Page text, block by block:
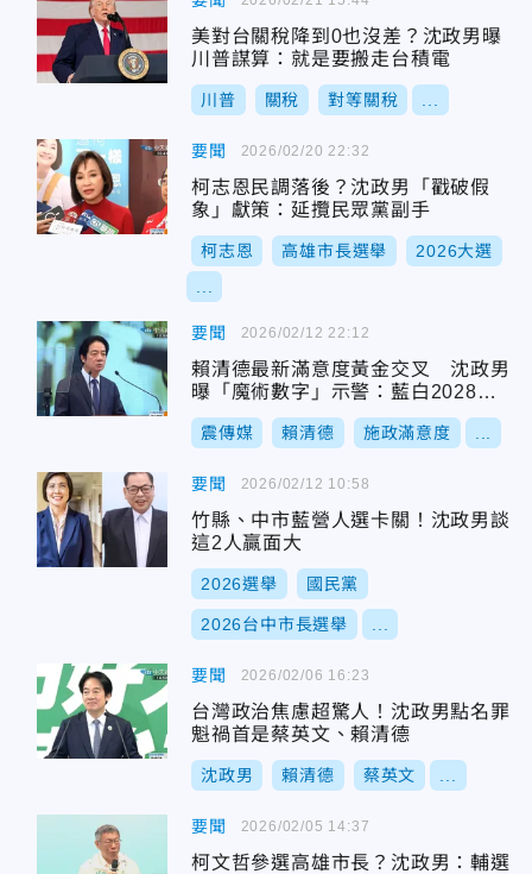
美對台關稅降到0也沒差？沈政男曝
川普謀算：就是要搬走台積電
川普 關稅 對等關稅
要聞
柯志恩民調落後？沈政男「戳破假
象」獻策：延攬民眾黨副手
柯志恩 高雄市長選舉 2026大選
2026/02/20 22:32
要聞
賴清德最新滿意度黃金交叉 沈政男
曝「魔術數字」示警：藍白2028討
不到便宜
震傳媒 賴清德 施政滿意度
2026/02/12 22:12
要聞
竹縣、中市藍營人選卡關！沈政男談
這2人贏面大
2026選舉 國民黨
2026台中市長選舉
2026/02/12 10:58
要聞
台灣政治焦慮超驚人！沈政男點名罪
魁禍首是蔡英文、賴清德
沈政男 賴清德 蔡英文
2026/02/06 16:23
要聞
柯文哲參選高雄市長？沈政男：輔選
2026/02/05 14:37